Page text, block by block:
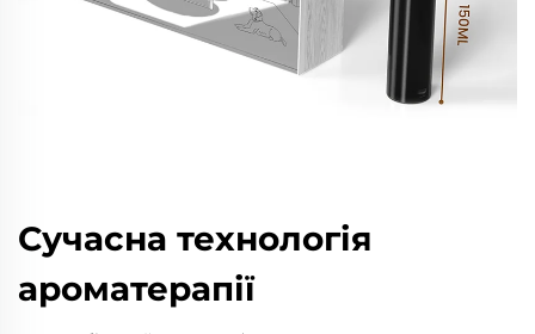
Сучасна технологія
ароматерапії